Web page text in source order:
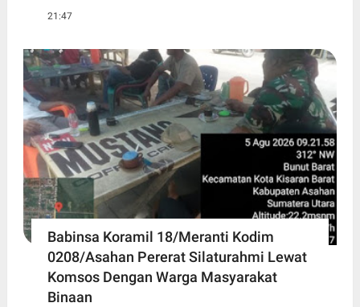
21:47
Babinsa Koramil 18/Meranti Kodim
0208/Asahan Pererat Silaturahmi Lewat
Komsos Dengan Warga Masyarakat
Binaan